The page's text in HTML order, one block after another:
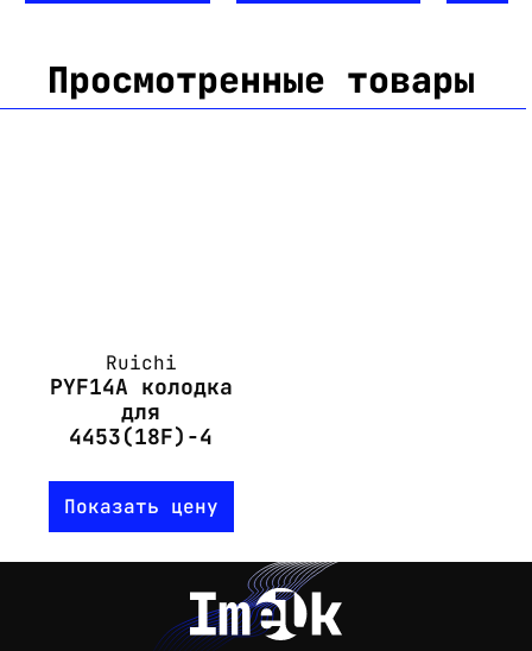
Просмотренные товары
Ruichi
PYF14A колодка
для
4453(18F)-4
Показать цену